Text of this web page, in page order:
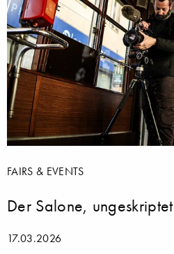
FAIRS & EVENTS
Der Salone, ungeskriptet
17.03.2026